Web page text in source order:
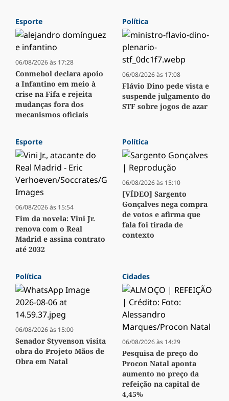
Esporte
06/08/2026 às 17:28
Conmebol declara apoio
a Infantino em meio à
crise na Fifa e rejeita
mudanças fora dos
mecanismos oficiais
Política
06/08/2026 às 17:08
Flávio Dino pede vista e
suspende julgamento do
STF sobre jogos de azar
Esporte
06/08/2026 às 15:54
Fim da novela: Vini Jr.
renova com o Real
Madrid e assina contrato
até 2032
Política
06/08/2026 às 15:10
[VÍDEO] Sargento
Gonçalves nega compra
de votos e afirma que
fala foi tirada de
contexto
Política
06/08/2026 às 15:00
Senador Styvenson visita
obra do Projeto Mãos de
Obra em Natal
Cidades
06/08/2026 às 14:29
Pesquisa de preço do
Procon Natal aponta
aumento no preço da
refeição na capital de
4,45%